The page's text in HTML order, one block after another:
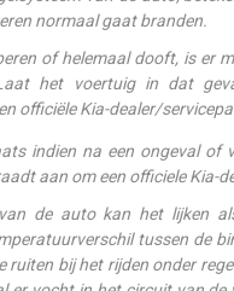
normaal gaat branden.
of helemaal dooft, is er
het voertuig in dat
officiële Kia-dealer/
indien na een ongeval of
aan om een officiele Kia-
de auto kan het lijken
tussen de
bij het rijden onder